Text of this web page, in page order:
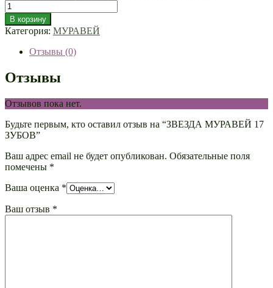
В корзину
Категория: МУРАВЕЙ
Отзывы (0)
Отзывы
Отзывов пока нет.
Будьте первым, кто оставил отзыв на “ЗВЕЗДА МУРАВЕЙ 17
ЗУБОВ”
Ваш адрес email не будет опубликован. Обязательные поля
помечены *
Ваша оценка *
Ваш отзыв *